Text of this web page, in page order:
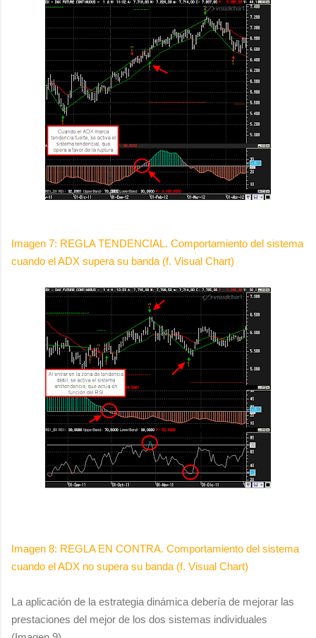
Imagen 7: REGLA TENDENCIAL. Comportamiento del sistema
cuando el ADX supera su banda (f. Visual Chart)
Imagen 8: REGLA EN CONTRA. Comportamiento del sistema
cuando el ADX no supera su banda (f. Visual Chart)
La aplicación de la estrategia dinámica debería de mejorar las
prestaciones del mejor de los dos sistemas individuales